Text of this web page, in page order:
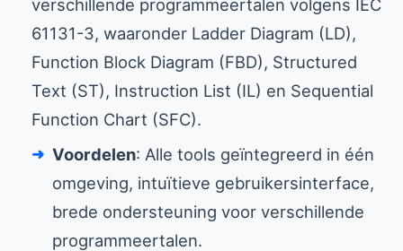
verschillende programmeertalen volgens IEC
61131-3, waaronder Ladder Diagram (LD),
Function Block Diagram (FBD), Structured
Text (ST), Instruction List (IL) en Sequential
Function Chart (SFC).
Voordelen: Alle tools geïntegreerd in één
omgeving, intuïtieve gebruikersinterface,
brede ondersteuning voor verschillende
programmeertalen.